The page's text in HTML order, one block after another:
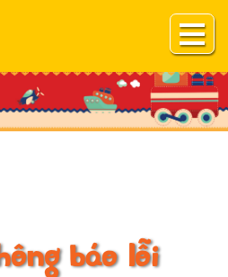
báo lỗi